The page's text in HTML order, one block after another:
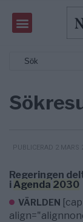
PUBLICERAD 2 MARS
Regeringen
iAgenda 2030
VÄRLDEN